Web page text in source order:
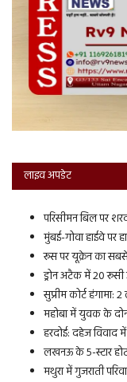
लाइव अपडेट
परिसीमन बिल पर
मुंबई-गोवा हाईवे पर
रूस पर यूक्रेन का सबसे
ड्रोन अटैक में 20
सुप्रीम कोर्ट हंगामा: 2
महोबा में युवक के
हरदोई: दहेज विवाद
लखनऊ के 5-स्टार
मथुरा में गुजराती